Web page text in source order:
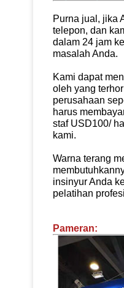
Purna jual, jika
telepon, dan
dalam 24 jam
masalah Anda.
Kami dapat
oleh yang
perusahaan
harus
staf USD100/
kami.
Warna terang
insinyur Anda
pelatihan
Pameran: